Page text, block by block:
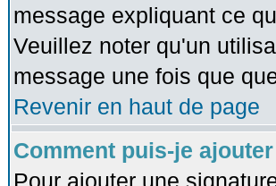
message expliquant ce
Veuillez noter qu'un
message une fois que
Revenir en haut de page
Comment puis-je
Pour ajouter une